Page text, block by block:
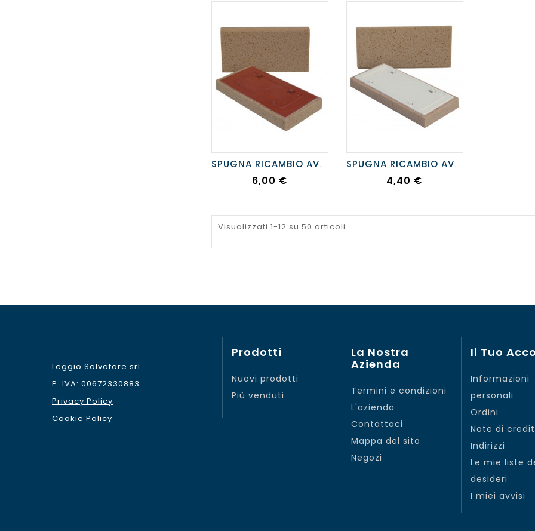
SPUGNA RICAMBIO AVANA 17X34 CM
Prezzo
6,00 €
SPUGNA RICAMBIO AVANA 13X30 CM
Prezzo
4,40 €
Visualizzati 1-12 su 50 articoli
Leggio Salvatore srl
P. IVA: 00672330883
Privacy Policy
Cookie Policy
Prodotti
Nuovi prodotti
Più venduti
La Nostra
Azienda
Termini e condizioni
L'azienda
Contattaci
Mappa del sito
Negozi
Il Tuo
Informazioni
personali
Ordini
Note di
Indirizzi
Le mie liste
desideri
I miei avvisi